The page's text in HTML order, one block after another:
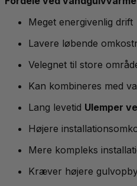
Meget energivenlig drift
Lavere løbende
Velegnet til store
Kan kombineres med
Lang levetid Ulemper
Højere
Mere kompleks
Kræver højere